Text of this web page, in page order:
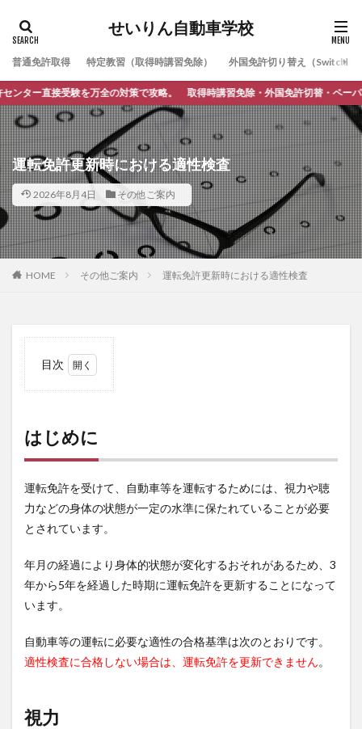
せいりん自動車学校
普通免許取得 特定教習（取得時講習免除） 外国免許切り替え（Switching
受験を万全の対策で攻略。 取得時講習免除・外国免許切替・ペーパードライ
運転免許更新時における適性検査
2026年8月4日 その他ご案内
HOME その他ご案内 運転免許更新時における適性検査
目次
2
視力
3
4
5
まと
め
はじめに
運転免許を受けて、自動車等を運転するためには、視力や聴
力などの身体の状態が一定の水準に保たれていることが必要
とされています。
年月の経過により身体的状態が変化するおそれがあるため、3
年から5年を経過した時期に運転免許を更新することになって
います。
自動車等の運転に必要な適性の合格基準は次のとおりです。
適性検査に合格しない場合は、運転免許を更新できません。
視力